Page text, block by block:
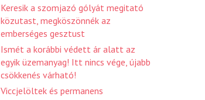
Keresik a szomjazó gólyát megitató
közutast, megköszönnék az
emberséges gesztust
Ismét a korábbi védett ár alatt az
egyik üzemanyag! Itt nincs vége, újabb
csökkenés várható!
Viccjelöltek és permanens